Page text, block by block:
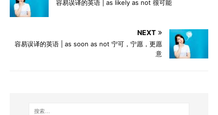
容易误译的英语 | as likely as not 很可能
NEXT
容易误译的英语 | as soon as not 宁可，宁愿，更愿
意